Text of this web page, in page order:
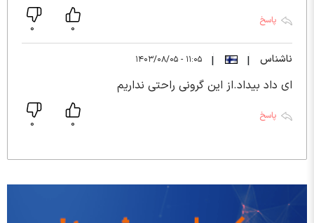
پاسخ
0
0
ناشناس ۱۱:۰۵ - ۱۴۰۳/۰۸/۰۵
ای داد بیداد.از این گرونی راحتی نداریم
پاسخ
0
0